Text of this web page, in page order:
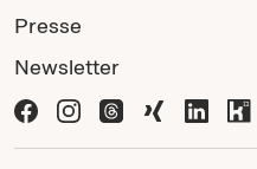
Presse
Newsletter